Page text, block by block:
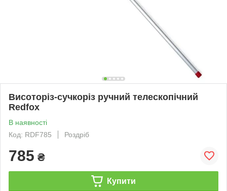
Висоторіз-сучкоріз ручний телескопічний
Redfox
В наявності
Код: RDF785
Роздріб
785 ₴
Купити